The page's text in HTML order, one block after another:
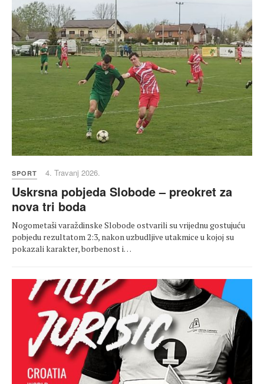
SPORT 4. Travanj 2026.
Uskrsna pobjeda Slobode – preokret za
nova tri boda
Nogometaši varaždinske Slobode ostvarili su vrijednu gostujuću
pobjedu rezultatom 2:3, nakon uzbudljive utakmice u kojoj su
pokazali karakter, borbenost i…